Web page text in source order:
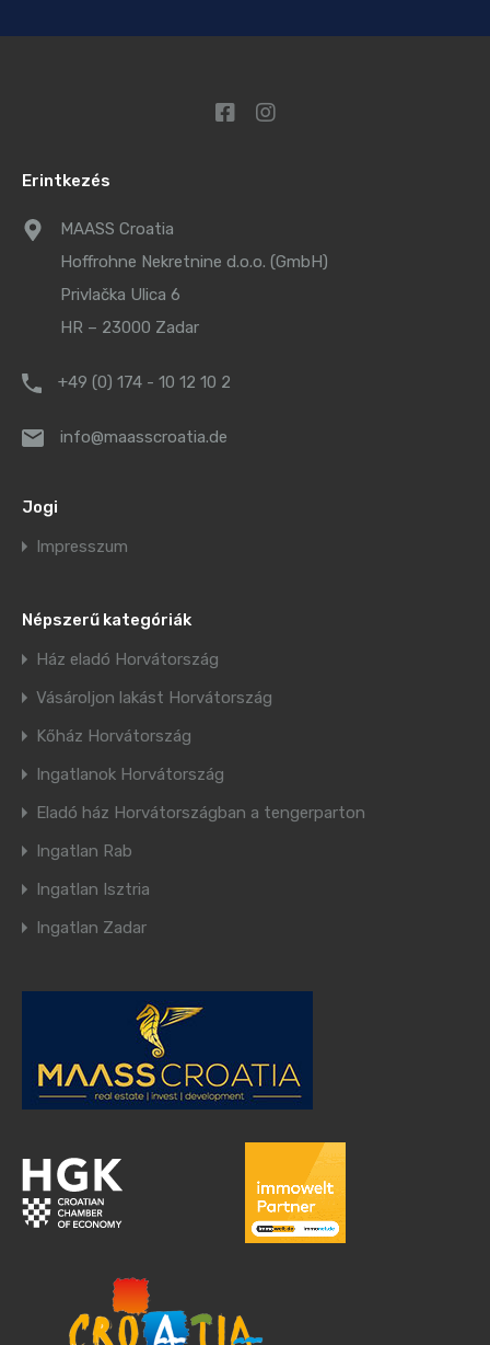
Erintkezés
MAASS Croatia
Hoffrohne Nekretnine d.o.o. (GmbH)
Privlačka Ulica 6
HR – 23000 Zadar
+49 (0) 174 - 10 12 10 2
info@maasscroatia.de
Jogi
Impresszum
Népszerű kategóriák
Ház eladó Horvátország
Vásároljon lakást Horvátország
Kőház Horvátország
Ingatlanok Horvátország
Eladó ház Horvátországban a tengerparton
Ingatlan Rab
Ingatlan Isztria
Ingatlan Zadar